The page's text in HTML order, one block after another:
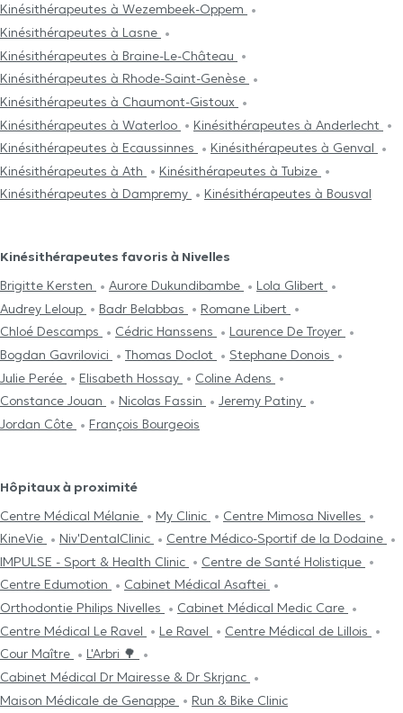
Kinésithérapeutes à Wezembeek-Oppem
Kinésithérapeutes à Lasne
Kinésithérapeutes à Braine-Le-Château
Kinésithérapeutes à Rhode-Saint-Genèse
Kinésithérapeutes à Chaumont-Gistoux
Kinésithérapeutes à Waterloo
Kinésithérapeutes à Anderlecht
Kinésithérapeutes à Ecaussinnes
Kinésithérapeutes à Genval
Kinésithérapeutes à Ath
Kinésithérapeutes à Tubize
Kinésithérapeutes à Dampremy
Kinésithérapeutes à Bousval
Kinésithérapeutes favoris à Nivelles
Brigitte Kersten
Aurore Dukundibambe
Lola Glibert
Audrey Leloup
Badr Belabbas
Romane Libert
Chloé Descamps
Cédric Hanssens
Laurence De Troyer
Bogdan Gavrilovici
Thomas Doclot
Stephane Donois
Julie Perée
Elisabeth Hossay
Coline Adens
Constance Jouan
Nicolas Fassin
Jeremy Patiny
Jordan Côte
François Bourgeois
Hôpitaux à proximité
Centre Médical Mélanie
My Clinic
Centre Mimosa Nivelles
KineVie
Niv'DentalClinic
Centre Médico-Sportif de la Dodaine
IMPULSE - Sport & Health Clinic
Centre de Santé Holistique
Centre Edumotion
Cabinet Médical Asaftei
Orthodontie Philips Nivelles
Cabinet Médical Medic Care
Centre Médical Le Ravel
Le Ravel
Centre Médical de Lillois
Cour Maître
L'Arbri 🌳
Cabinet Médical Dr Mairesse & Dr Skrjanc
Maison Médicale de Genappe
Run & Bike Clinic